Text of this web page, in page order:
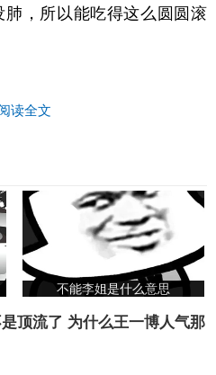
，所以能吃得这么圆圆滚
读全文
不能李姐是什么意思
顶流了 为什么王一博人气那